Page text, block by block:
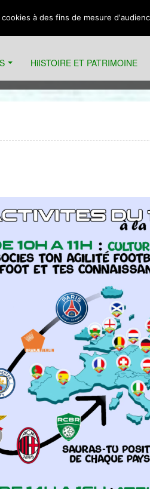
HiISTOIRE ET PATRIMOINE
à des fins de mesure